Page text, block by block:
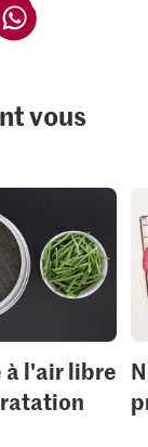
vous
à l'air libre